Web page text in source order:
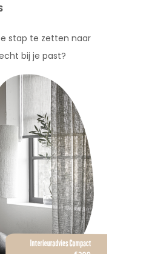
stap te zetten naar
bij je past?